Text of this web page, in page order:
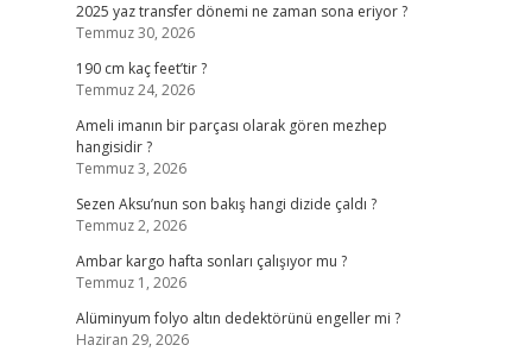
2025 yaz transfer dönemi ne zaman sona eriyor ?
Temmuz 30, 2026
190 cm kaç feet’tir ?
Temmuz 24, 2026
Ameli imanın bir parçası olarak gören mezhep
hangisidir ?
Temmuz 3, 2026
Sezen Aksu’nun son bakış hangi dizide çaldı ?
Temmuz 2, 2026
Ambar kargo hafta sonları çalışıyor mu ?
Temmuz 1, 2026
Alüminyum folyo altın dedektörünü engeller mi ?
Haziran 29, 2026